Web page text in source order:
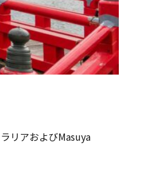
リアおよびMasuya